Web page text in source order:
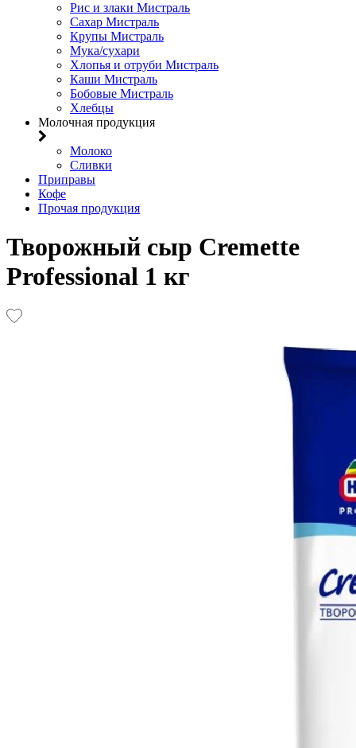
Рис и злаки Мистраль
Сахар Мистраль
Крупы Мистраль
Мука/сухари
Хлопья и отруби Мистраль
Каши Мистраль
Бобовые Мистраль
Хлебцы
Молочная продукция
Молоко
Сливки
Приправы
Кофе
Прочая продукция
Творожный сыр Cremette
Professional 1 кг